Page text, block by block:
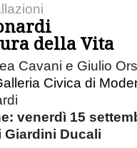
della Vita
Cavani e Giulio
Civica di
venerdì 15
Giardini Ducali